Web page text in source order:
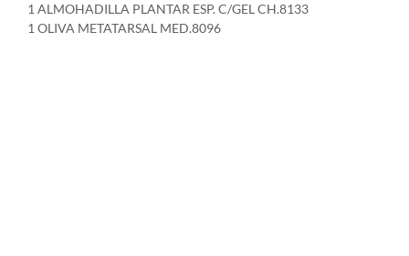
1 ALMOHADILLA PLANTAR ESP. C/GEL CH.8133
1 OLIVA METATARSAL MED.8096